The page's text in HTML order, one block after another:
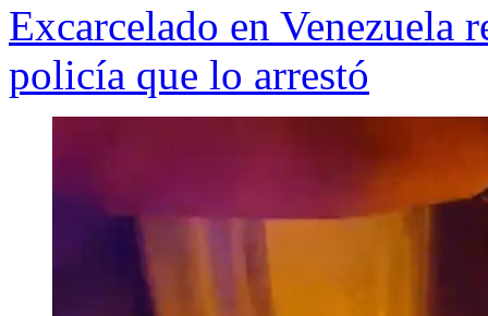
Excarcelado en Venezuela
policía que lo arrestó